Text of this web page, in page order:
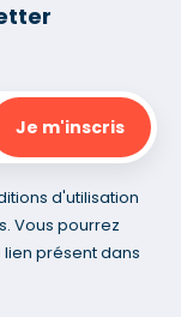
d'utilisation
Vous pourrez
présent dans